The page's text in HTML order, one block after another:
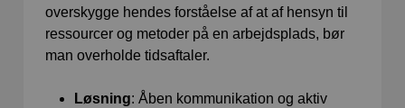
overskygge hendes forståelse af at af hensyn til
ressourcer og metoder på en arbejdsplads, bør
man overholde tidsaftaler.
Løsning: Åben kommunikation og aktiv